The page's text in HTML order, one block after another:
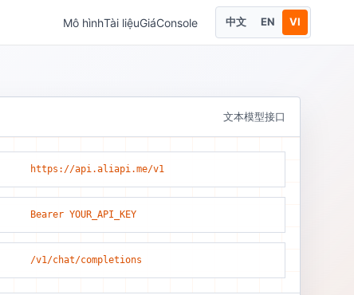
Mô hìnhTài liệuGiáConsole 中文 EN VI
文本模型接口
https://api.aliapi.me/v1
Bearer YOUR_API_KEY
/v1/chat/completions